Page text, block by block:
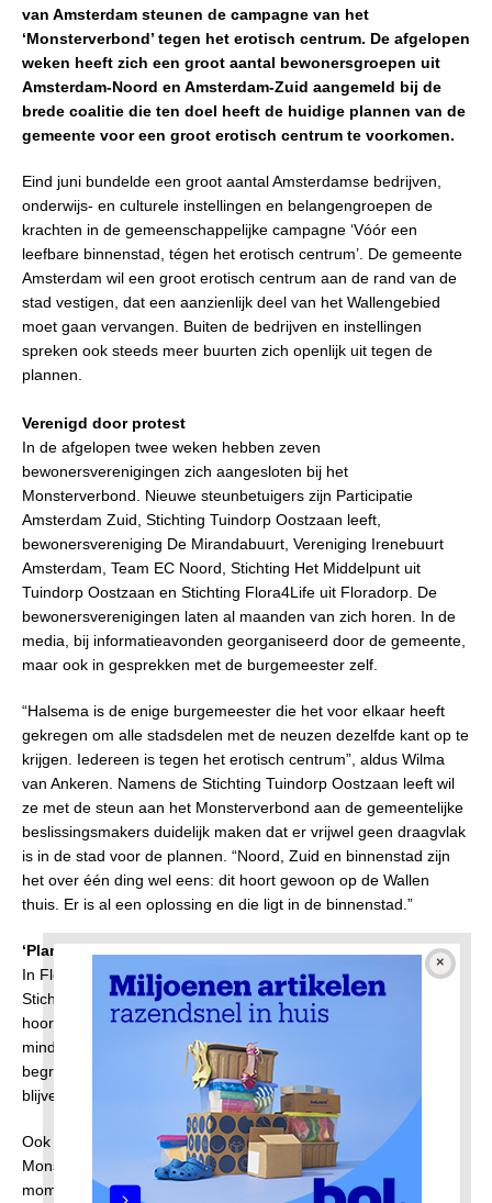
van Amsterdam steunen de campagne van het
‘Monsterverbond’ tegen het erotisch centrum. De afgelopen
weken heeft zich een groot aantal bewonersgroepen uit
Amsterdam-Noord en Amsterdam-Zuid aangemeld bij de
brede coalitie die ten doel heeft de huidige plannen van de
gemeente voor een groot erotisch centrum te voorkomen.
Eind juni bundelde een groot aantal Amsterdamse bedrijven,
onderwijs- en culturele instellingen en belangengroepen de
krachten in de gemeenschappelijke campagne ‘Vóór een
leefbare binnenstad, tégen het erotisch centrum’. De gemeente
Amsterdam wil een groot erotisch centrum aan de rand van de
stad vestigen, dat een aanzienlijk deel van het Wallengebied
moet gaan vervangen. Buiten de bedrijven en instellingen
spreken ook steeds meer buurten zich openlijk uit tegen de
plannen.
Verenigd door protest
In de afgelopen twee weken hebben zeven
bewonersverenigingen zich aangesloten bij het
Monsterverbond. Nieuwe steunbetuigers zijn Participatie
Amsterdam Zuid, Stichting Tuindorp Oostzaan leeft,
bewonersvereniging De Mirandabuurt, Vereniging Irenebuurt
Amsterdam, Team EC Noord, Stichting Het Middelpunt uit
Tuindorp Oostzaan en Stichting Flora4Life uit Floradorp. De
bewonersverenigingen laten al maanden van zich horen. In de
media, bij informatieavonden georganiseerd door de gemeente,
maar ook in gesprekken met de burgemeester zelf.
“Halsema is de enige burgemeester die het voor elkaar heeft
gekregen om alle stadsdelen met de neuzen dezelfde kant op te
krijgen. Iedereen is tegen het erotisch centrum”, aldus Wilma
van Ankeren. Namens de Stichting Tuindorp Oostzaan leeft wil
ze met de steun aan het Monsterverbond aan de gemeentelijke
beslissingsmakers duidelijk maken dat er vrijwel geen draagvlak
is in de stad voor de plannen. “Noord, Zuid en binnenstad zijn
het over één ding wel eens: dit hoort gewoon op de Wallen
thuis. Er is al een oplossing en die ligt in de binnenstad.”
‘Plannen voor erotisch centrum worden niet gedragen’
In Floradorp denken ze er niet veel anders over. John de Jong,
Stichting Flora4Life: “Het erotisch centrum en alles wat daarbij
hoort, moet gewoon in het centrum. Zorg dat het toerisme wat
minder wordt. De rosse buurt is nu eenmaal een wereldwijd
begrip en dat trekt ook toerisme. Dat moet in het centrum
blijven, maar hou het binnen de perken.”
Ook bewonersvereniging De Mirandabuurt heeft zich bij het
Monsterverbond aangesloten. Secretaris Esther Koens: “Op dit
moment ligt er geen oplossing die binnen Amsterdam wordt